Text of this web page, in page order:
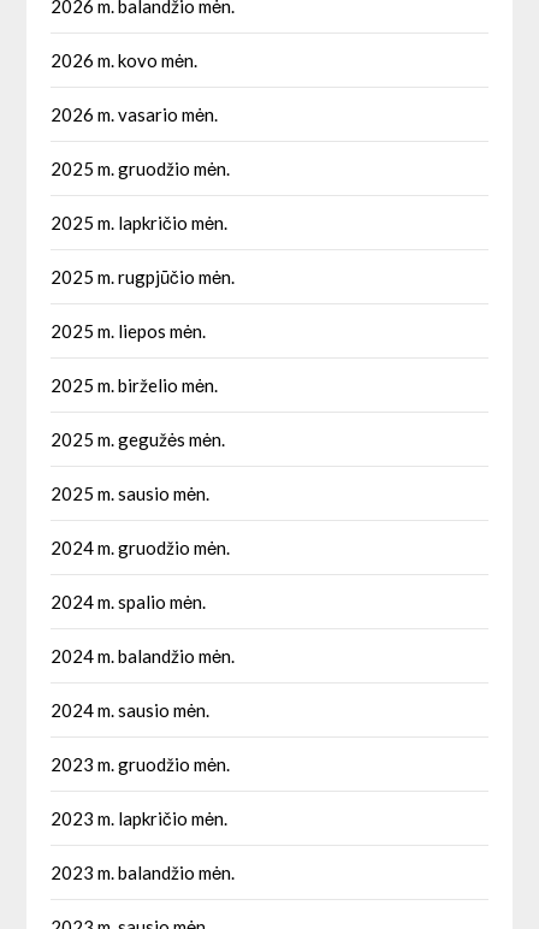
2026 m. balandžio mėn.
2026 m. kovo mėn.
2026 m. vasario mėn.
2025 m. gruodžio mėn.
2025 m. lapkričio mėn.
2025 m. rugpjūčio mėn.
2025 m. liepos mėn.
2025 m. birželio mėn.
2025 m. gegužės mėn.
2025 m. sausio mėn.
2024 m. gruodžio mėn.
2024 m. spalio mėn.
2024 m. balandžio mėn.
2024 m. sausio mėn.
2023 m. gruodžio mėn.
2023 m. lapkričio mėn.
2023 m. balandžio mėn.